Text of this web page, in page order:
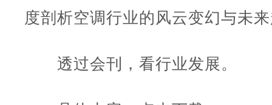
度剖析空调行业的风云变幻与未
透过会刊，看行业发展。